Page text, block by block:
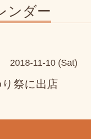
ンダー
2018-11-10 (Sat)
祭に出店